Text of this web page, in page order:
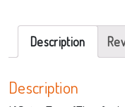
Description
Description